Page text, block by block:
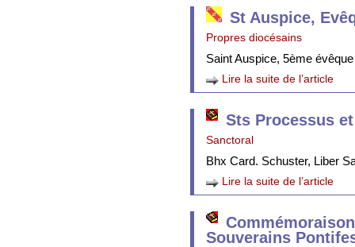
St Auspice,
Propres diocésains
Saint Auspice, 5ème
Lire la suite de l’article
Sts Processus
Sanctoral
Bhx Card. Schuster, Liber
Lire la suite de l’article
Souverains